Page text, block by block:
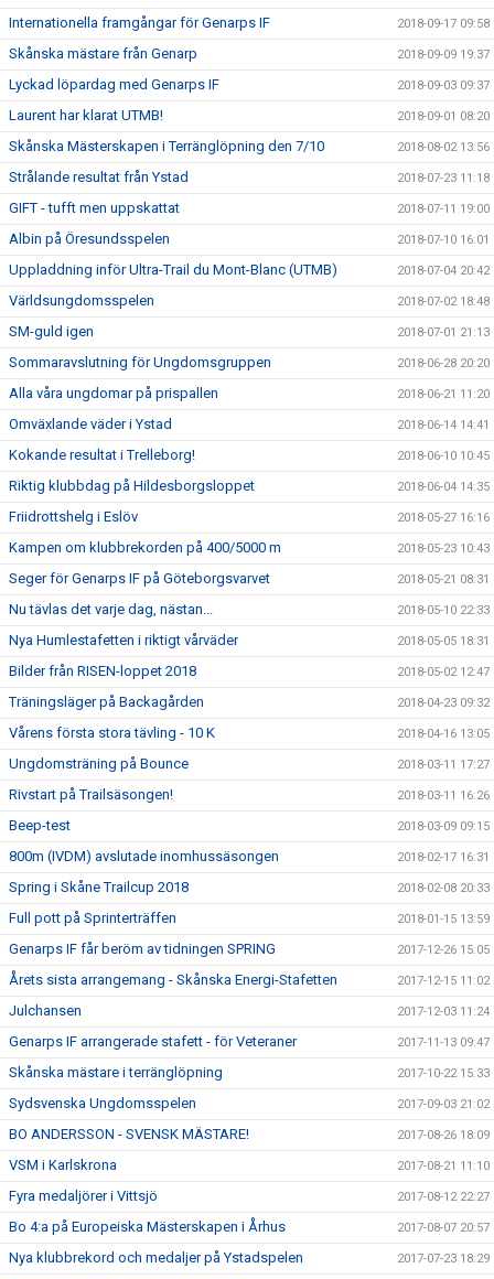
Internationella framgångar för Genarps IF 2018-09-17 09:58
Skånska mästare från Genarp 2018-09-09 19:37
Lyckad löpardag med Genarps IF 2018-09-03 09:37
Laurent har klarat UTMB! 2018-09-01 08:20
Skånska Mästerskapen i Terränglöpning den 7/10 2018-08-02 13:56
Strålande resultat från Ystad 2018-07-23 11:18
GIFT - tufft men uppskattat 2018-07-11 19:00
Albin på Öresundsspelen 2018-07-10 16:01
Uppladdning inför Ultra-Trail du Mont-Blanc (UTMB) 2018-07-04 20:42
Världsungdomsspelen 2018-07-02 18:48
SM-guld igen 2018-07-01 21:13
Sommaravslutning för Ungdomsgruppen 2018-06-28 20:20
Alla våra ungdomar på prispallen 2018-06-21 11:20
Omväxlande väder i Ystad 2018-06-14 14:41
Kokande resultat i Trelleborg! 2018-06-10 10:45
Riktig klubbdag på Hildesborgsloppet 2018-06-04 14:35
Friidrottshelg i Eslöv 2018-05-27 16:16
Kampen om klubbrekorden på 400/5000 m 2018-05-23 10:43
Seger för Genarps IF på Göteborgsvarvet 2018-05-21 08:31
Nu tävlas det varje dag, nästan... 2018-05-10 22:33
Nya Humlestafetten i riktigt vårväder 2018-05-05 18:31
Bilder från RISEN-loppet 2018 2018-05-02 12:47
Träningsläger på Backagården 2018-04-23 09:32
Vårens första stora tävling - 10 K 2018-04-16 13:05
Ungdomsträning på Bounce 2018-03-11 17:27
Rivstart på Trailsäsongen! 2018-03-11 16:26
Beep-test 2018-03-09 09:15
800m (IVDM) avslutade inomhussäsongen 2018-02-17 16:31
Spring i Skåne Trailcup 2018 2018-02-08 20:33
Full pott på Sprinterträffen 2018-01-15 13:59
Genarps IF får beröm av tidningen SPRING 2017-12-26 15:05
Årets sista arrangemang - Skånska Energi-Stafetten 2017-12-15 11:02
Julchansen 2017-12-03 11:24
Genarps IF arrangerade stafett - för Veteraner 2017-11-13 09:47
Skånska mästare i terränglöpning 2017-10-22 15:33
Sydsvenska Ungdomsspelen 2017-09-03 21:02
BO ANDERSSON - SVENSK MÄSTARE! 2017-08-26 18:09
VSM i Karlskrona 2017-08-21 11:10
Fyra medaljörer i Vittsjö 2017-08-12 22:27
Bo 4:a på Europeiska Mästerskapen i Århus 2017-08-07 20:57
Nya klubbrekord och medaljer på Ystadspelen 2017-07-23 18:29